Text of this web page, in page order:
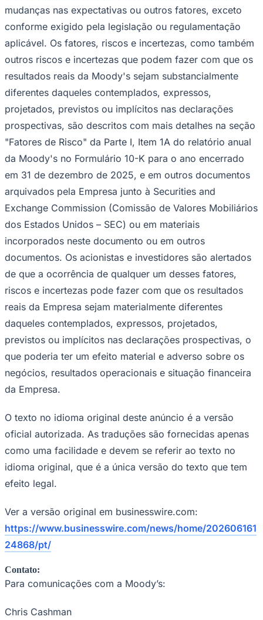
São Paulo
Santos
mudanças nas expectativas ou outros fatores, exceto
conforme exigido pela legislação ou regulamentação
aplicável. Os fatores, riscos e incertezas, como também
outros riscos e incertezas que podem fazer com que os
resultados reais da Moody's sejam substancialmente
diferentes daqueles contemplados, expressos,
projetados, previstos ou implícitos nas declarações
prospectivas, são descritos com mais detalhes na seção
"Fatores de Risco" da Parte I, Item 1A do relatório anual
da Moody's no Formulário 10-K para o ano encerrado
em 31 de dezembro de 2025, e em outros documentos
arquivados pela Empresa junto à Securities and
Exchange Commission (Comissão de Valores Mobiliários
dos Estados Unidos – SEC) ou em materiais
incorporados neste documento ou em outros
documentos. Os acionistas e investidores são alertados
de que a ocorrência de qualquer um desses fatores,
riscos e incertezas pode fazer com que os resultados
reais da Empresa sejam materialmente diferentes
daqueles contemplados, expressos, projetados,
previstos ou implícitos nas declarações prospectivas, o
que poderia ter um efeito material e adverso sobre os
negócios, resultados operacionais e situação financeira
da Empresa.
O texto no idioma original deste anúncio é a versão
oficial autorizada. As traduções são fornecidas apenas
como uma facilidade e devem se referir ao texto no
idioma original, que é a única versão do texto que tem
efeito legal.
Ver a versão original em businesswire.com:
https://www.businesswire.com/news/home/202606161
24868/pt/
Contato:
Para comunicações com a Moody’s:
Chris Cashman